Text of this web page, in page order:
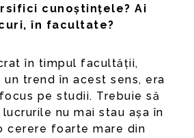
cunoștințele? Ai
în facultate?
în timpul facultății,
trend în acest sens, era
pe studii. Trebuie să
nu mai stau așa în
cerere foarte mare din